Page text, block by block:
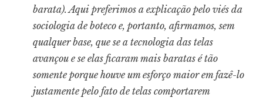
barata). Aqui preferimos a explicação pelo viés da
sociologia de boteco e, portanto, afirmamos, sem
qualquer base, que se a tecnologia das telas
avançou e se elas ficaram mais baratas é tão
somente porque houve um esforço maior em fazê-lo
justamente pelo fato de telas comportarem